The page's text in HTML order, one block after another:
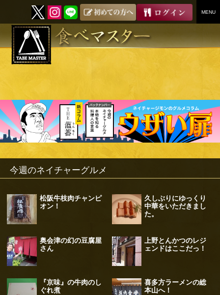
MENU
SKIP
今週のネイチャーグルメ
松阪牛枝肉チャンピ
オン！
久しぶりにゆっくり
中華をいただきまし
た。
奥会津の幻の豆腐屋
さん
上野とんかつのレジ
ェンドはここだっ！
『京味』の牛肉のし
ぐれ煮
喜多方ラーメンの総
本山へ！